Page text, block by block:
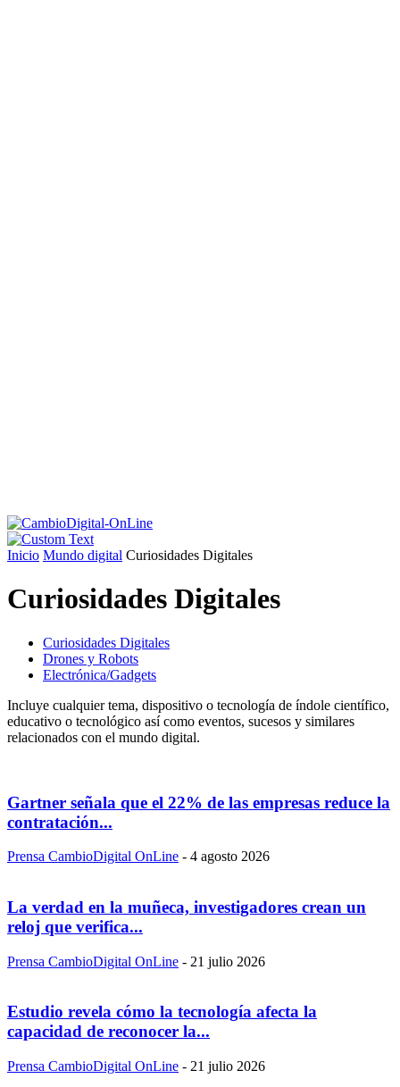
Inicio Mundo digital Curiosidades Digitales
Curiosidades Digitales
Curiosidades Digitales
Drones y Robots
Electrónica/Gadgets
Incluye cualquier tema, dispositivo o tecnología de índole científico,
educativo o tecnológico así como eventos, sucesos y similares
relacionados con el mundo digital.
Gartner señala que el 22% de las empresas reduce la
contratación...
Prensa CambioDigital OnLine - 4 agosto 2026
La verdad en la muñeca, investigadores crean un
reloj que verifica...
Prensa CambioDigital OnLine - 21 julio 2026
Estudio revela cómo la tecnología afecta la
capacidad de reconocer la...
Prensa CambioDigital OnLine - 21 julio 2026